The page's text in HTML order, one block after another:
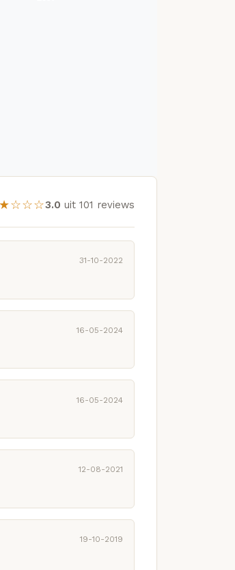
3.0 uit 101 reviews
31-10-2022
16-05-2024
16-05-2024
12-08-2021
19-10-2019